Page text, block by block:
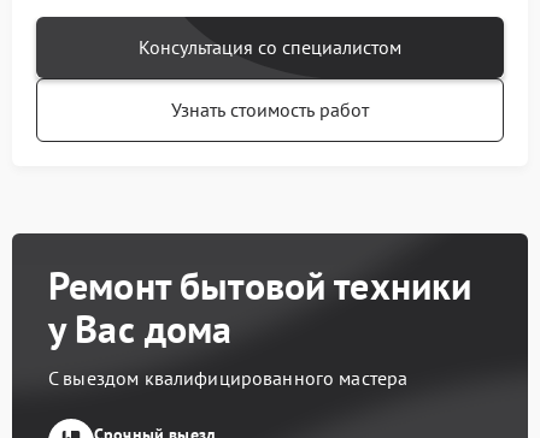
Консультация со специалистом
Узнать стоимость работ
Ремонт бытовой техники
у Вас дома
С выездом квалифицированного мастера